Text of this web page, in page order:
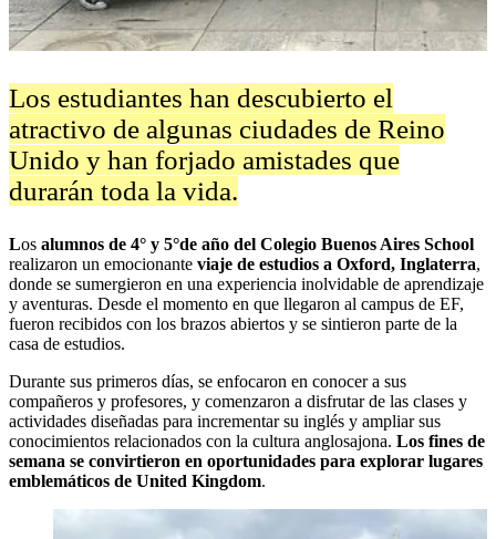
Los estudiantes han descubierto el
atractivo de algunas ciudades de Reino
Unido y han forjado amistades que
durarán toda la vida.
Los alumnos de 4° y 5°de año del Colegio Buenos Aires School
realizaron un emocionante viaje de estudios a Oxford, Inglaterra,
donde se sumergieron en una experiencia inolvidable de aprendizaje
y aventuras. Desde el momento en que llegaron al campus de EF,
fueron recibidos con los brazos abiertos y se sintieron parte de la
casa de estudios.
Durante sus primeros días, se enfocaron en conocer a sus
compañeros y profesores, y comenzaron a disfrutar de las clases y
actividades diseñadas para incrementar su inglés y ampliar sus
conocimientos relacionados con la cultura anglosajona. Los fines de
semana se convirtieron en oportunidades para explorar lugares
emblemáticos de United Kingdom.